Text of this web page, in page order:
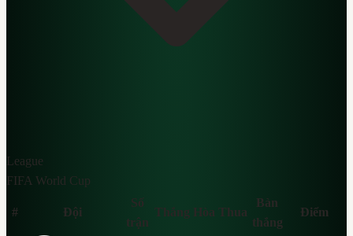
League
FIFA World Cup
# Đội
Số
trận
Thắng Hòa Thua
Bàn
thắng
Điểm